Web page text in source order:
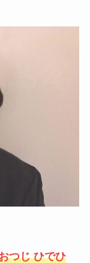
つじ ひでひ